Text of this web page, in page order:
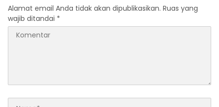
Alamat email Anda tidak akan dipublikasikan. Ruas yang
wajib ditandai *